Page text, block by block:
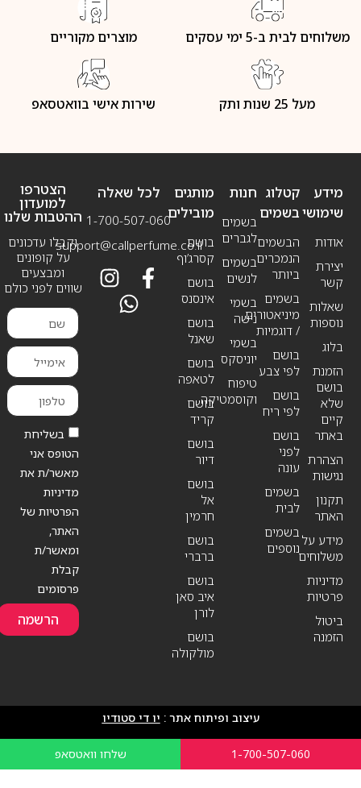
משלוחים לבית ב-5 ימי עסקים מוצרים מקוריים
מעל 25 שנות ותק שירות אישי בוואטסאפ
מידע
שימושי
אודות
יצירת
קשר
שאלות
נוספות
בלוג
הזמנת
בושם
שלא
קיים
באתר
הצהרת
נגישות
תקנון
האתר
מידע על
משלוחים
מדיניות
פרטיות
ביטול
הזמנה
חנות
בשמים
לגברים
בשמים
לנשים
בשמי
נישה
בשמי
יוניסקס
טיפוח
וקוסמטיקה
קטלוג
בשמים
הבשמים
הנמכרים
ביותר
בשמים
מיניאטורים
/ דוגמיות
בושם
לפי צבע
בושם
לפי ריח
בושם
לפני
עונה
בשמים
לבית
בשמים
נוספים
מותגים
מובילים
בושם
קסרג’וף
בושם
אינסנס
בושם
שאנל
בושם
לטאפה
בושם
קריד
בושם
דיור
בושם
אל
חרמין
בושם
ברברי
בושם
איב סאן
לורן
בושם
מולקולה
לכל שאלה
1-700-507-060
support@callperfume.co.il
הצטרפו
למועדון
ההטבות שלנו
וקבלו עדכונים
על קופונים
ומבצעים
שווים לפני כולם
בשליחת
הטופס אני
מאשר/ת את
מדיניות
הפרטיות של
האתר,
ומאשר/ת
קבלת
פרסומים
הרשמה
עיצוב ופיתוח אתר : יו די סטודיו
1-700-507-060 שלחו וואטסאפ